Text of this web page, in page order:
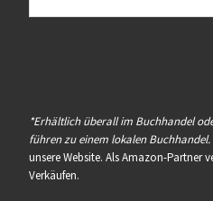
*Erhältlich überall im Buchhandel
führen zu einem lokalen Buchhandel.
unsere Website. Als Amazon-Partner
Verkäufen.